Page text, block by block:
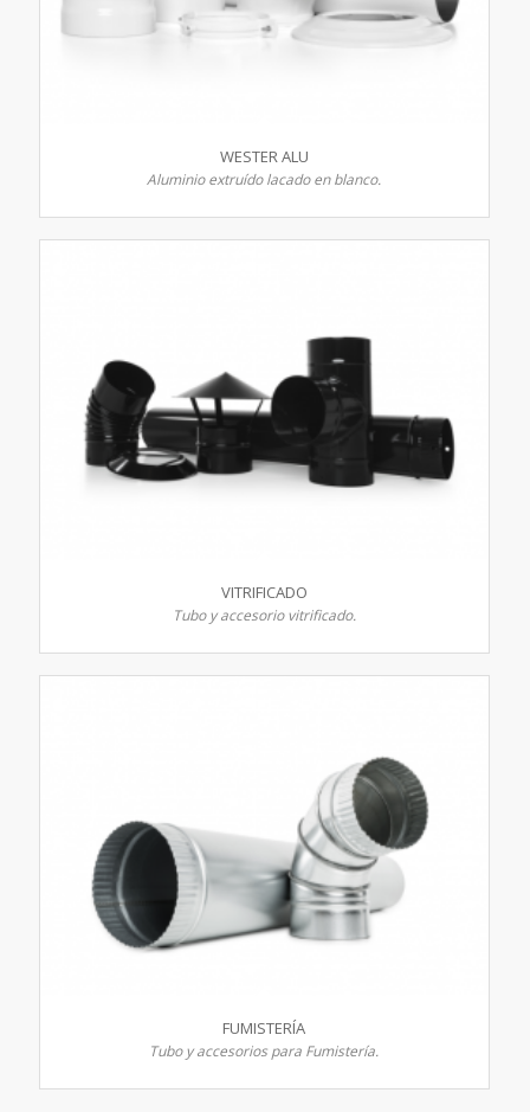
WESTER ALU
Aluminio extruído lacado en blanco.
VITRIFICADO
Tubo y accesorio vitrificado.
FUMISTERÍA
Tubo y accesorios para Fumistería.